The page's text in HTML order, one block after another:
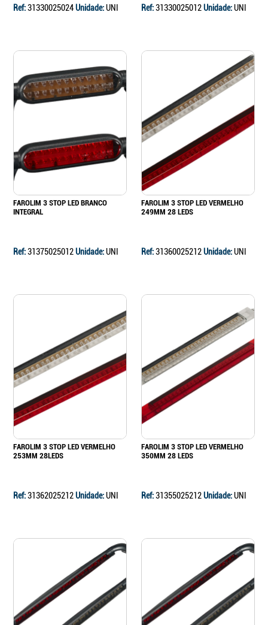
Ref:31330025024Unidade:UNI Ref:31330025012Unidade:UNI
FAROLIM 3 STOP LED BRANCO
INTEGRAL
Ref:31375025012Unidade:UNI
FAROLIM 3 STOP LED VERMELHO
249MM 28 LEDS
Ref:31360025212Unidade:UNI
FAROLIM 3 STOP LED VERMELHO
253MM 28LEDS
Ref:31362025212Unidade:UNI
FAROLIM 3 STOP LED VERMELHO
350MM 28 LEDS
Ref:31355025212Unidade:UNI